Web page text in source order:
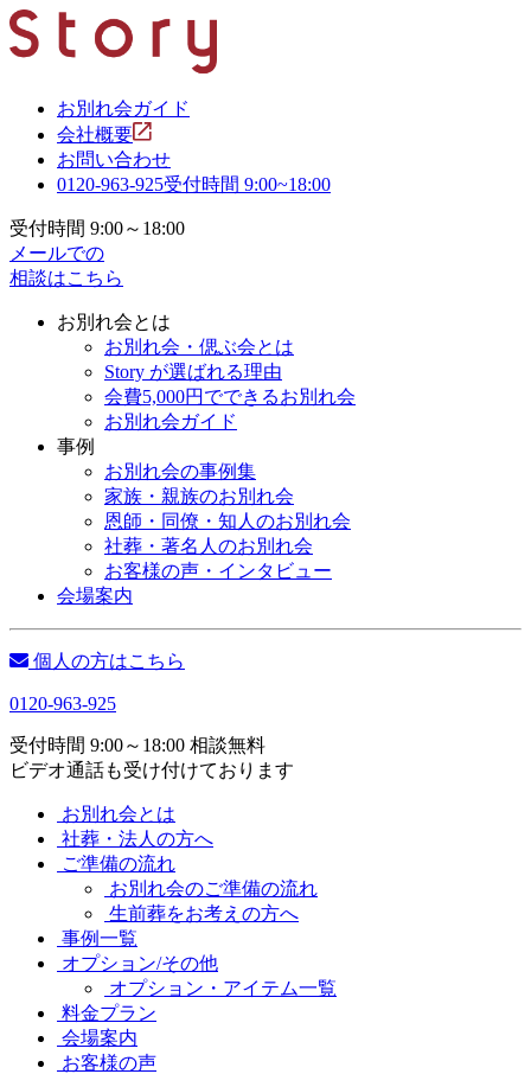
お別れ会ガイド
会社概要
お問い合わせ
0120-963-925受付時間 9:00~18:00
受付時間 9:00～18:00
メールでの
相談はこちら
お別れ会とは
お別れ会・偲ぶ会とは
Story が選ばれる理由
会費5,000円でできるお別れ会
お別れ会ガイド
事例
お別れ会の事例集
家族・親族のお別れ会
恩師・同僚・知人のお別れ会
社葬・著名人のお別れ会
お客様の声・インタビュー
会場案内
個人の方はこちら
0120-963-925
受付時間 9:00～18:00 相談無料
ビデオ通話も受け付けております
お別れ会とは
社葬・法人の方へ
ご準備の流れ
お別れ会のご準備の流れ
生前葬をお考えの方へ
事例一覧
オプション/その他
オプション・アイテム一覧
料金プラン
会場案内
お客様の声